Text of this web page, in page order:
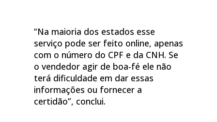
“Na maioria dos estados esse
serviço pode ser feito online, apenas
com o número do CPF e da CNH. Se
o vendedor agir de boa-fé ele não
terá dificuldade em dar essas
informações ou fornecer a
certidão”, conclui.